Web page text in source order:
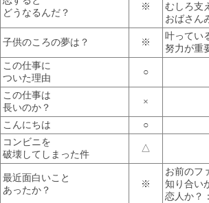
どうなるんだ？
※
むしろ支
おばさん
子供のころの夢は？ ※
叶ってい
努力が重
この仕事に
ついた理由
○
この仕事は
長いのか？
×
こんにちは
○
コンビニを
破壊してしまった件
△
最近面白いこと
あったか？
※
お前のフ
知り合い
恋人か？